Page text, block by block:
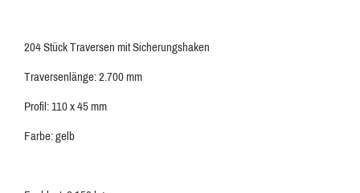
204 Stück Traversen mit Sicherungshaken
Traversenlänge: 2.700 mm
Profil: 110 x 45 mm
Farbe: gelb